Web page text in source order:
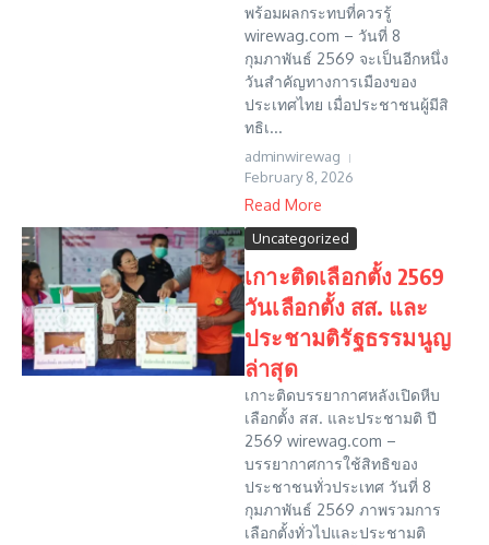
พร้อมผลกระทบที่ควรรู้
wirewag.com – วันที่ 8
กุมภาพันธ์ 2569 จะเป็นอีกหนึ่ง
วันสำคัญทางการเมืองของ
ประเทศไทย เมื่อประชาชนผู้มีสิ
ทธิเ...
adminwirewag
February 8, 2026
Read More
Uncategorized
เกาะติดเลือกตั้ง 2569
วันเลือกตั้ง สส. และ
ประชามติรัฐธรรมนูญ
ล่าสุด
เกาะติดบรรยากาศหลังเปิดหีบ
เลือกตั้ง สส. และประชามติ ปี
2569 wirewag.com –
บรรยากาศการใช้สิทธิของ
ประชาชนทั่วประเทศ วันที่ 8
กุมภาพันธ์ 2569 ภาพรวมการ
เลือกตั้งทั่วไปและประชามติ